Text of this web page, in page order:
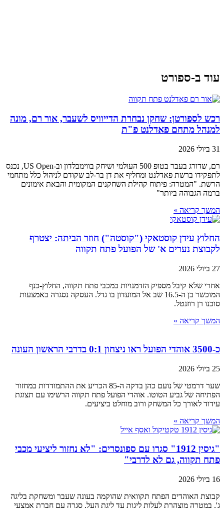
עוד ב-ספורט
רכש לספורטן: שחקן נבחרת הדייוויס לשעבר, אור רם, מונה
למנהל מתחם פאדלנט פ"ת
31 ביולי 2026
רם, שדורג בעבר בטופ 500 העולמי ושיחק בווימבלדון וב-US Open, נכנס
לתפקידו ברשת פאדלנט ומחליף את דן בר-לב שקודם לניהול כלל מתחמי
הרשת. "המטרה: פיתוח קהילת השחקנים המקומית והבאת אימונים
ברמה הגבוהה ביותר"
המשך קריאה »
החלוץ עידן קוסטאקי ("קוסטה") חוזר הביתה: יצטרף
לקבוצת נערים א' של הפועל פתח תקווה
27 ביולי 2026
אחרי שלא קיבל מספיק הזדמנויות במכבי פתח תקווה, החלוץ-כנף
המוכשר בן ה-16.5 שב אל המועדון בו גדל. העסקה נסגרה באמצעות
סוכנו רן רוזנטל.
המשך קריאה »
כ-3500 אוהדי הפועל ראו ניצחון 0:1 בדרבי הראשון העונה
25 ביולי 2026
שער דרמטי של נועם כהן בדקה ה-85 הכריע את ההתמודדות במחזור
הפתיחה של גביע הטוטו. אוהדי הפועל פתח תקווה הרשימו עם תצוגת
עידוד לאורך כל המשחק ורוב מוחלט ביציעים.
המשך קריאה »
"גיסין 1912" סגרו עם ספונסרים: "לא נחזור ליציעי מכבי
פתח תקווה, גם לא לדרבי"
16 ביולי 2026
קבוצת האוהדים הפתח תקוואית שהוקמה בעונה שעבר ומשחקת בליגה
ג', במטרה מוצהרת לעלות ליגות עד ליגת העל, סגרה עם חברת אמצעי